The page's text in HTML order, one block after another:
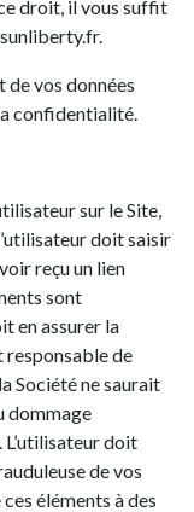
droit, il vous suffit
vos données
confidentialité.
sur le Site,
doit saisir
reçu un lien
sont
en assurer la
de
Société ne saurait
dommage
L’utilisateur doit
de vos
éléments à des